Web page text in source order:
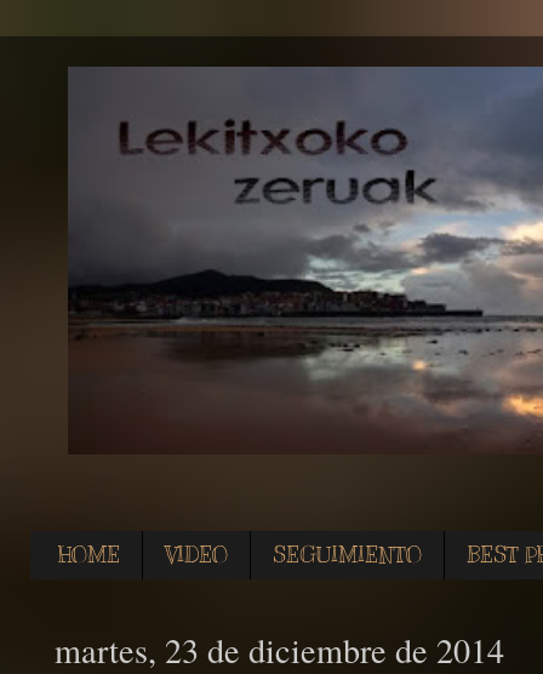
HOME VIDEO SEGUIMIENTO BEST
martes, 23 de diciembre de 2014